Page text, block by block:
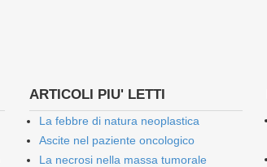
ARTICOLI PIU' LETTI
La febbre di natura neoplastica
Ascite nel paziente oncologico
La necrosi nella massa tumorale